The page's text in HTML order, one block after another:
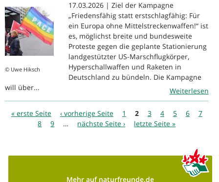
© Uwe Hiksch
17.03.2026 | Ziel der Kampagne
„Friedensfähig statt erstschlagfähig: Für
ein Europa ohne Mittelstreckenwaffen!“ ist
es, möglichst breite und bundesweite
Proteste gegen die geplante Stationierung
landgestützter US-Marschflugkörper,
Hyperschallwaffen und Raketen in
Deutschland zu bündeln. Die Kampagne
will über...
Weiterlesen
Seiten
« erste Seite ‹ vorherige Seite 1 2 3 4 5 6
7
8
9 … nächste Seite › letzte Seite »
Mehr auf naturfreunde.de